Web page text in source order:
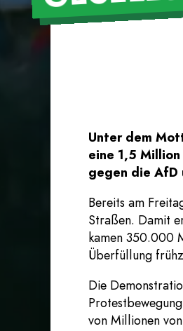
Unter dem
eine 1,5
gegen die AfD
Bereits am
Straßen. Damit
kamen 350.000
Überfüllung
Die
von Millionen